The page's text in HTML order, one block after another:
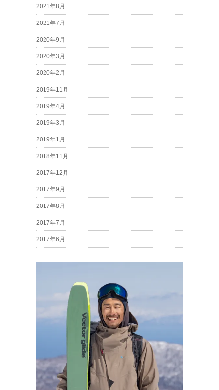
2021年8月
2021年7月
2020年9月
2020年3月
2020年2月
2019年11月
2019年4月
2019年3月
2019年1月
2018年11月
2017年12月
2017年9月
2017年8月
2017年7月
2017年6月